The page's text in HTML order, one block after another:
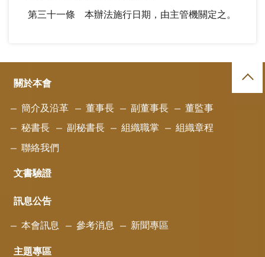
第三十一條 本辦法施行日期，由主管機關定之。
關於本會
簡介及沿革 董事長 副董事長 董監事
秘書長 副秘書長 組織職掌 組織章程
聯絡我們
文書驗證
訊息公告
本會訊息 參考消息 新聞專區
主題專區